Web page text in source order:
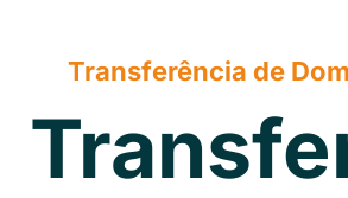
Transferência de